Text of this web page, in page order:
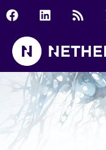
Nové